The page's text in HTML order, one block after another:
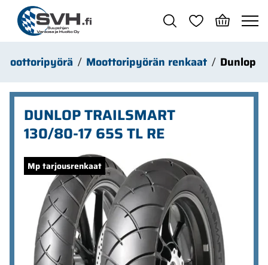
Siirry pääsisältöön
Moottoripyörä Moottoripyörän renkaat Dunlop
DUNLOP TRAILSMART
130/80-17 65S TL RE
Mp tarjousrenkaat
Ohita kuvat